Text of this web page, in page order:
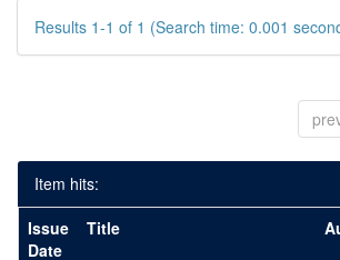
Results 1-1 of 1 (Search time: 0.001
Item hits:
Issue
Date
Title